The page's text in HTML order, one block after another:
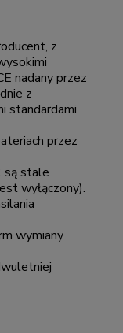
z
nadany przez
z
standardami
przez
są stale
wyłączony).
wymiany